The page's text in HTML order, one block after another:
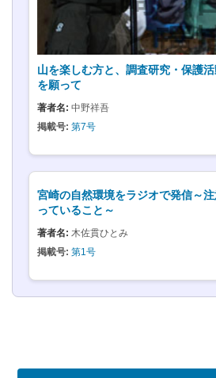
山を楽しむ方と、調査研究・保護
を願って
著者名: 中野祥吾
掲載号: 第7号
宮崎の自然環境をラジオで発信～
っていること～
著者名: 木佐貫ひとみ
掲載号: 第1号